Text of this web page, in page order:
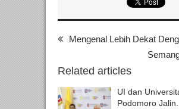
Mengenal Lebih Dekat
Related articles
UI dan
Podomoro Jalin...